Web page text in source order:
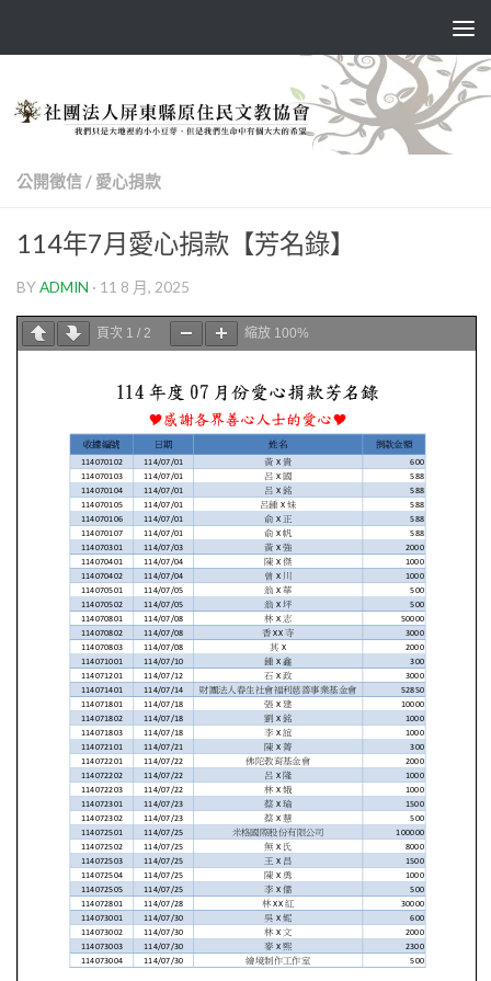
公開徵信 / 愛心捐款
114年7月愛心捐款【芳名錄】
BYADMIN · 11 8 月, 2025
頁次 1 / 2 縮放 100%